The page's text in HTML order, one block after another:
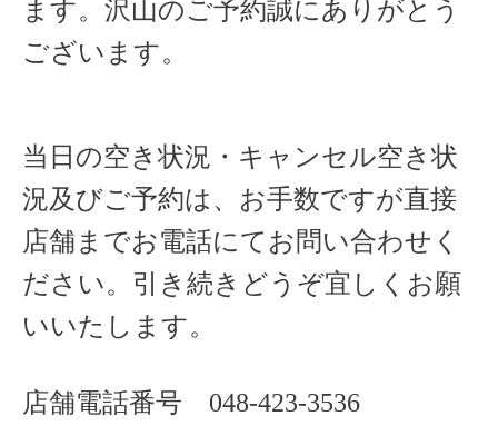
ます。沢山のご予約誠にありがとう
ございます。
当日の空き状況・キャンセル空き状
況及びご予約は、お手数ですが直接
店舗までお電話にてお問い合わせく
ださい。引き続きどうぞ宜しくお願
いいたします。
店舗電話番号 048-423-3536